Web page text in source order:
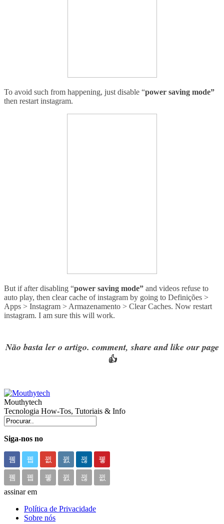
To avoid such from happening, just disable “power saving mode”
then restart instagram.
But if after disabling “power saving mode” and videos refuse to
auto play, then clear cache of instagram by going to Definições >
Apps > Instagram > Armazenamento > Clear Caches. Now restart
instagram. I am sure this will work.
Não basta ler o artigo. comment, share and like our page
👍
Mouthytech
Tecnologia How-Tos, Tutoriais & Info
Siga-nos no
assinar em
Política de Privacidade
Sobre nós